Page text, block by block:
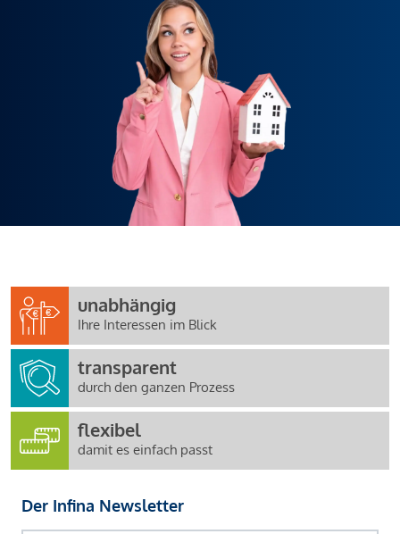
unabhängig
Ihre Interessen im Blick
transparent
durch den ganzen Prozess
flexibel
damit es einfach passt
Der Infina Newsletter